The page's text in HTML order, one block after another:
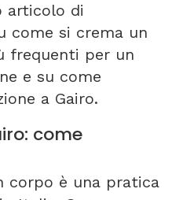
articolo di
come si crema un
frequenti per un
e su come
a Gairo.
come
corpo è una pratica